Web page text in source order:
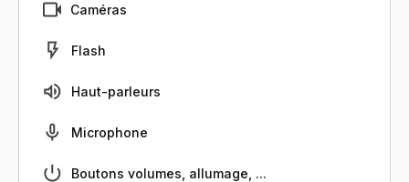
Caméras
Flash
Haut-parleurs
Microphone
Boutons volumes, allumage, ...